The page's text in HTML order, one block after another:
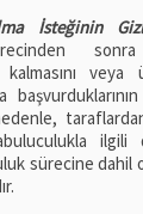
İsteğinin
sonra
kalmasını
sürecine dahil